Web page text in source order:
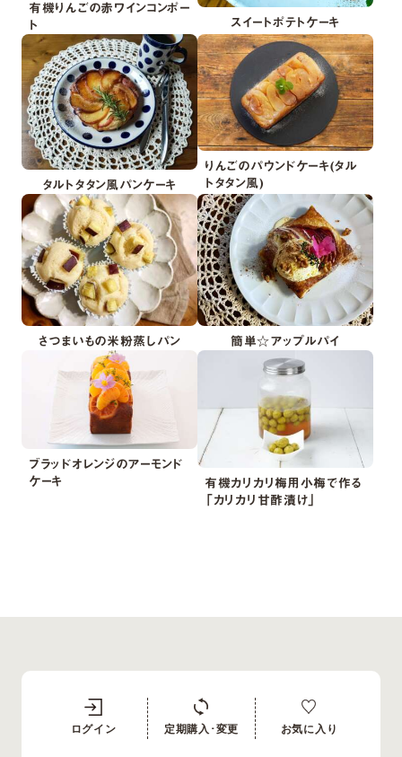
有機りんごの赤ワインコンポー
ト
スイートポテトケーキ
タルトタタン風パンケーキ
りんごのパウンドケーキ(タル
トタタン風)
さつまいもの米粉蒸しパン 簡単☆アップルパイ
ブラッドオレンジのアーモンド
ケーキ
有機カリカリ梅用小梅で作る
「カリカリ甘酢漬け」
ログイン 定期購入･変更 お気に入り